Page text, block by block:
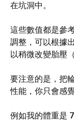
在坑洞中。
這些數值都是參
調整，可以根據
以稍微改變胎壓
要注意的是，把
性能，你只會感
例如我的體重是